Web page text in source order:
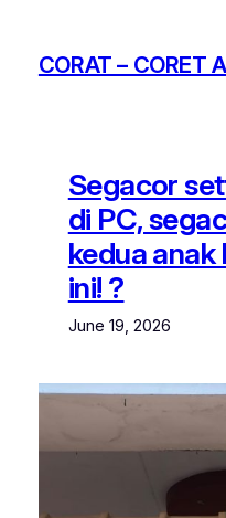
contentCORAT – CORET
Segacor
di PC,
kedua anak
ini! ?
June 19, 2026